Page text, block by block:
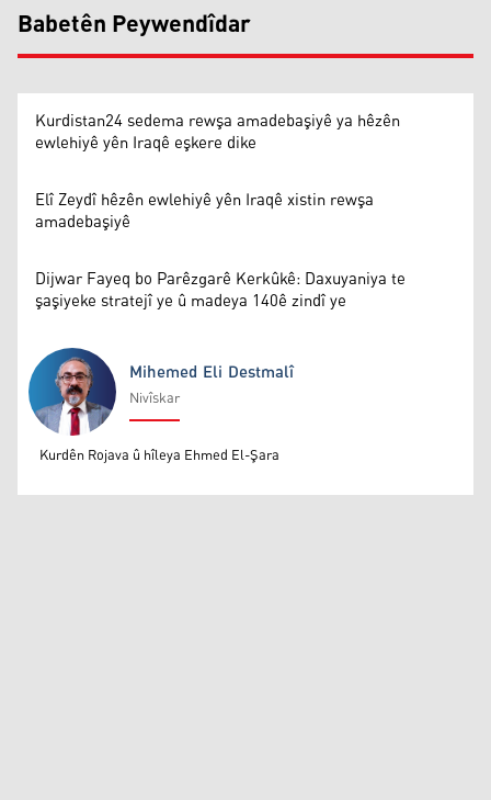
Babetên Peywendîdar
Kurdistan24 sedema rewşa amadebaşiyê ya hêzên
ewlehiyê yên Iraqê eşkere dike
Elî Zeydî hêzên ewlehiyê yên Iraqê xistin rewşa
amadebaşiyê
Dijwar Fayeq bo Parêzgarê Kerkûkê: Daxuyaniya te
şaşiyeke stratejî ye û madeya 140ê zindî ye
Mihemed Eli Destmalî
Mihemed Eli Destmalî
Nivîskar
Kurdên Rojava û hîleya Ehmed El-Şara